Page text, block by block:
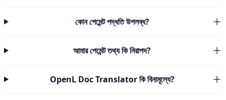
কোন পেমেন্ট পদ্ধতি উপলব্ধ?
আমার পেমেন্ট তথ্য কি নিরাপদ?
OpenL Doc Translator কি বিনামূল্যে?